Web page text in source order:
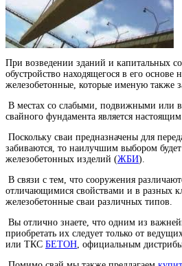
При возведении зданий и капитальных
обустройство находящегося в его
железобетонные, которые именую также
В местах со слабыми, подвижными или
свайного фундамента является
Поскольку сваи предназначены для
забиваются, то наилучшим выбором
железобетонных изделий (ЖБИ).
В связи с тем, что сооружения
отличающимися свойствами и в разных
железобетонные сваи различных типов.
Вы отлично знаете, что одним из
приобретать их следует только от
или ТКС БЕТОН , официальным